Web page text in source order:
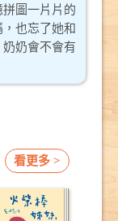
圖一片片的
也忘了她和
奶會不會有
看更多 >